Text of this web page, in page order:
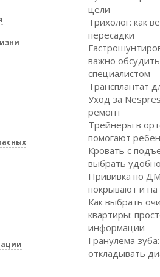
цели
Трихолог: как
пересадки
важно
специалистом
Трансплантат
Уход за
ремонт
Трейнеры в
помогают
Кровать с
выбрать
Прививка по
покрывают и
Как выбрать
квартиры:
информации
Гранулема
откладывать